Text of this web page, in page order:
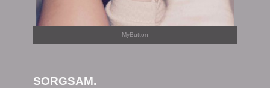
MyButton
SORGSAM.